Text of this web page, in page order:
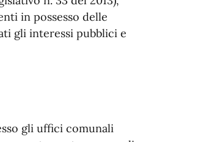
in possesso delle
gli interessi pubblici e
gli uffici comunali